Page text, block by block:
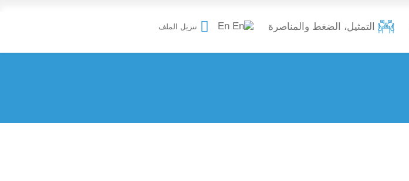
التمثيل، الضغط والمناصرة En تنزيل الملف